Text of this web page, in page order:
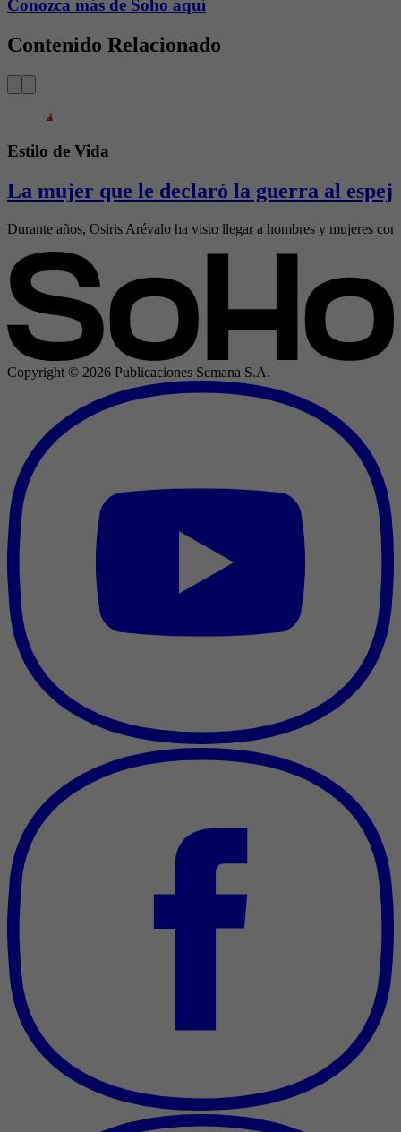
Conozca más de Soho aquí
Contenido Relacionado
Estilo de Vida
La mujer que le declaró la guerra al
Durante años, Osiris Arévalo ha visto llegar a hombres y mujeres
Copyright © 2026 Publicaciones Semana S.A.